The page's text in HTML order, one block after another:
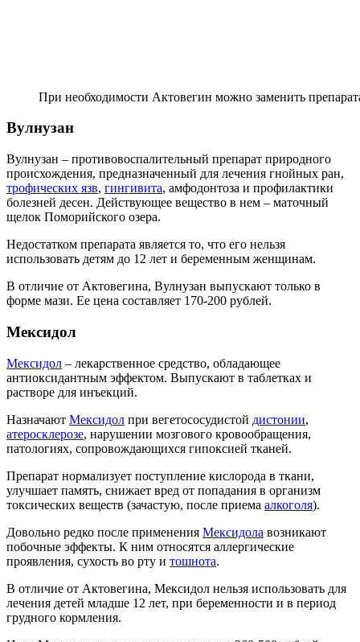
При необходимости Актовегин можно заменить
Вулнузан
Вулнузан – противовоспалительный препарат природного
происхождения, предназначенный для лечения гнойных ран,
трофических язв, гингивита, амфодонтоза и профилактики
болезней десен. Действующее вещество в нем – маточный
щелок Поморийского озера.
Недостатком препарата является то, что его нельзя
использовать детям до 12 лет и беременным женщинам.
В отличие от Актовегина, Вулнузан выпускают только в
форме мази. Ее цена составляет 170-200 рублей.
Мексидол
Мексидол – лекарственное средство, обладающее
антиоксидантным эффектом. Выпускают в таблетках и
растворе для инъекций.
Назначают Мексидол при вегетососудистой дистонии,
атеросклерозе, нарушении мозгового кровообращения,
патологиях, сопровождающихся гипоксией тканей.
Препарат нормализует поступление кислорода в ткани,
улучшает память, снижает вред от попадания в организм
токсических веществ (зачастую, после приема алкоголя).
Довольно редко после применения Мексидола возникают
побочные эффекты. К ним относятся аллергические
проявления, сухость во рту и тошнота.
В отличие от Актовегина, Мексидол нельзя использовать для
лечения детей младше 12 лет, при беременности и в период
грудного кормления.